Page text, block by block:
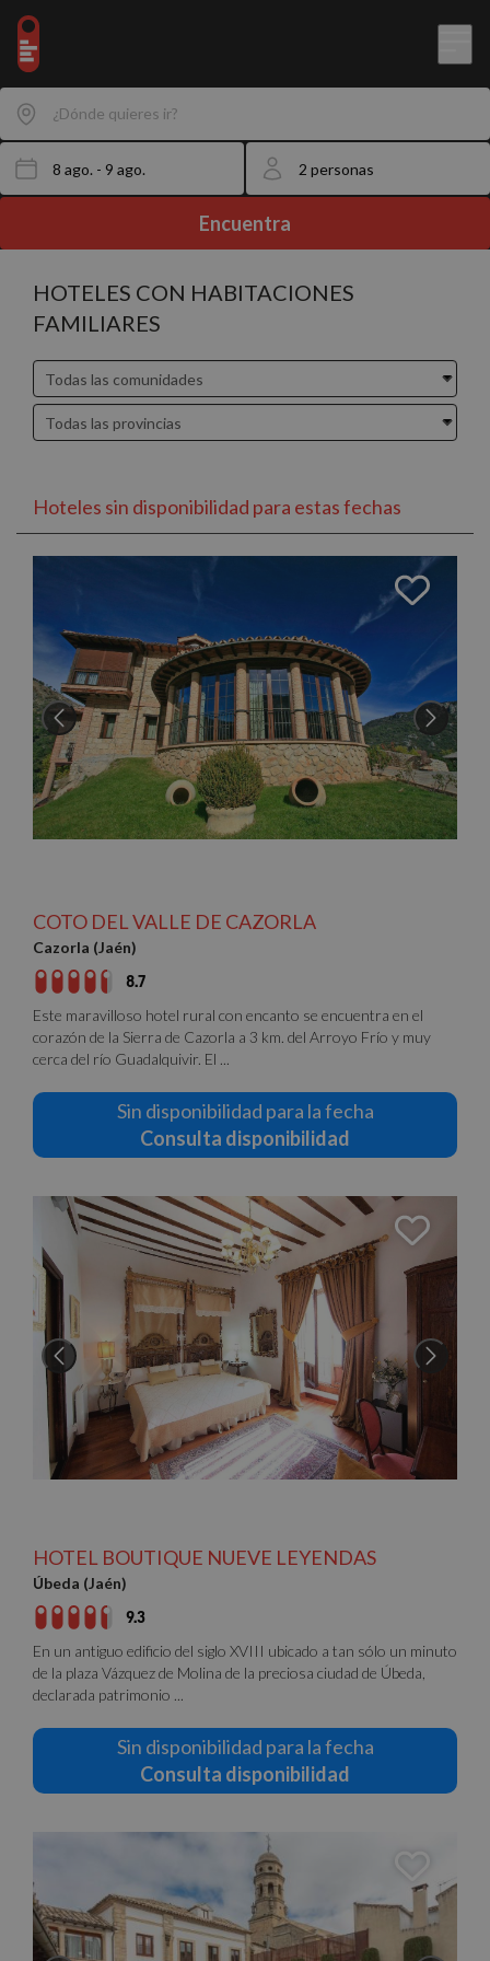
¿Dónde quieres ir?
Encuentra
HOTELES CON HABITACIONES
FAMILIARES
Hoteles sin disponibilidad para estas fechas
COTO DEL VALLE DE CAZORLA
Cazorla (Jaén)
8.7
Este maravilloso hotel rural con encanto se encuentra en el
corazón de la Sierra de Cazorla a 3 km. del Arroyo Frío y muy
cerca del río Guadalquivir. El ...
Sin disponibilidad para la fecha
Consulta disponibilidad
HOTEL BOUTIQUE NUEVE LEYENDAS
Úbeda (Jaén)
9.3
En un antiguo edificio del siglo XVIII ubicado a tan sólo un minuto
de la plaza Vázquez de Molina de la preciosa ciudad de Úbeda,
declarada patrimonio ...
Sin disponibilidad para la fecha
Consulta disponibilidad